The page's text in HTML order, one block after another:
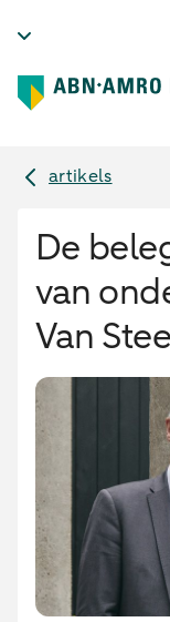
artikels
De
van
Van